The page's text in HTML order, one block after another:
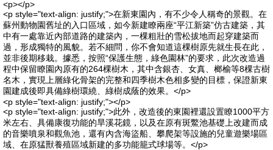
<p></p>
<p style="text-align: justify;">在新東園內，有不少令人稱奇的景觀。在
蘇州動物園舊址的入口區域，如今新建瞭兩座“平江新築”仿古建築，其
中有一處靠近內部道路的建築內，一棵粗壯的雪松拔地而起穿建築而
過，形成獨特的風貌。若不細問，你不會知道這棵樹原先就生長在此，
並非後期移栽。據悉，按照“保護生態，綠色園林”的要求，此次改造過
程中保留瞭園內原有的264棵樹木，其中含銀杏、女真、榔榆等8棵古樹
名木，實現上層綠化骨架的完整和四季樹木色相多變的目標，保證新東
園建成後即具備綠樹環繞、綠樹成蔭的效果。</p>
<p style="text-align: justify;"></p>
<p style="text-align: justify;">此外，改造後的東園裡還設置瞭1000平方
米左右、具備康復功能的旱溪花鏡，以及在原有斑鱉池基礎上改建而成
的音樂噴泉和觀魚池，還有內含海盜船、攀爬架等設施的兒童遊樂場區
域、在原猛獸養殖區域新建的多功能籠式球場等。</p>